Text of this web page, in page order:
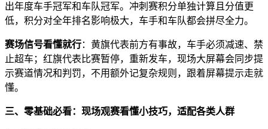
出年度车手冠军和车队冠军。冲刺赛积分单独计算且分值更
低，积分对全年排名影响极大，车手和车队都会拼尽全力。
赛场信号看懂就行：黄旗代表前方有事故，车手必须减速、禁
止超车；红旗代表比赛暂停，重新发车，现场大屏幕会同步提
示赛道情况和判罚，不用额外记复杂规则，跟着屏幕提示走就
懂。
三、零基础必看：现场观赛看懂小技巧，适配各类人群